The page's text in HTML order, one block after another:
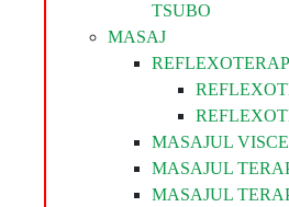
TSUBO
MASAJ
MASAJUL
MASAJUL
MASAJUL